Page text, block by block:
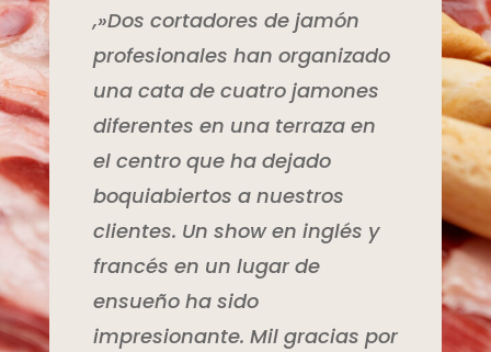
,»Dos cortadores de jamón
profesionales han organizado
una cata de cuatro jamones
diferentes en una terraza en
el centro que ha dejado
boquiabiertos a nuestros
clientes. Un show en inglés y
francés en un lugar de
ensueño ha sido
impresionante. Mil gracias por